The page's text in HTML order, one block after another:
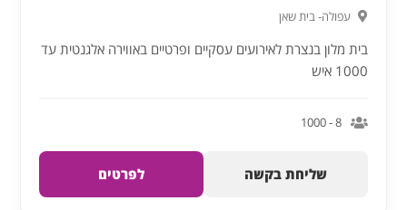
עפולה- בית שאן
בית מלון בנצרת לאירועים עסקיים ופרטיים באווירה אלגנטית עד
1000 איש
8 - 1000
שליחת בקשה לפרטים